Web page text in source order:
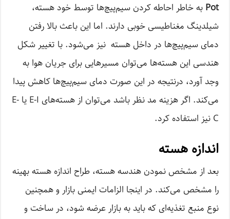
Pot به خاطر احاطه کردن سیم‌پیچ‌ها توسط خود هسته،
شیلدینگ مغناطیسی خوبی دارند. اما این باعث بالا رفتن
دمای سیم‌پیچ‌ها در داخل هسته نیز می‌شود. با تغییر شکل
هندسی این هسته‌ها می‌توان مسیرهایی برای جریان هوا به
وجد آورد، درنتیجه در این صورت دمای سیم‌پیچ‌ها کاهش پیدا
می‌کند. اگر هزینه مد نظر باشد می‌توان از هسته‌های E-I یا E-
C نیز استفاده کرد.
اندازه هسته
بعد از مشخص نمودن هندسه هسته، طراح اندازه هسته بهینه
را مشخص می‌کند. در اینجا الزامات ایمنی بازار و همچنین
نوع منبع تغذیه‌ای که باید به بازار عرضه شود، در ساخت و